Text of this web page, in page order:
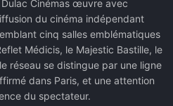
Cinémas œuvre avec
du cinéma indépendant
cinq salles emblématiques
Médicis, le Majestic Bastille, le
réseau se distingue par une ligne
dans Paris, et une attention
du spectateur.